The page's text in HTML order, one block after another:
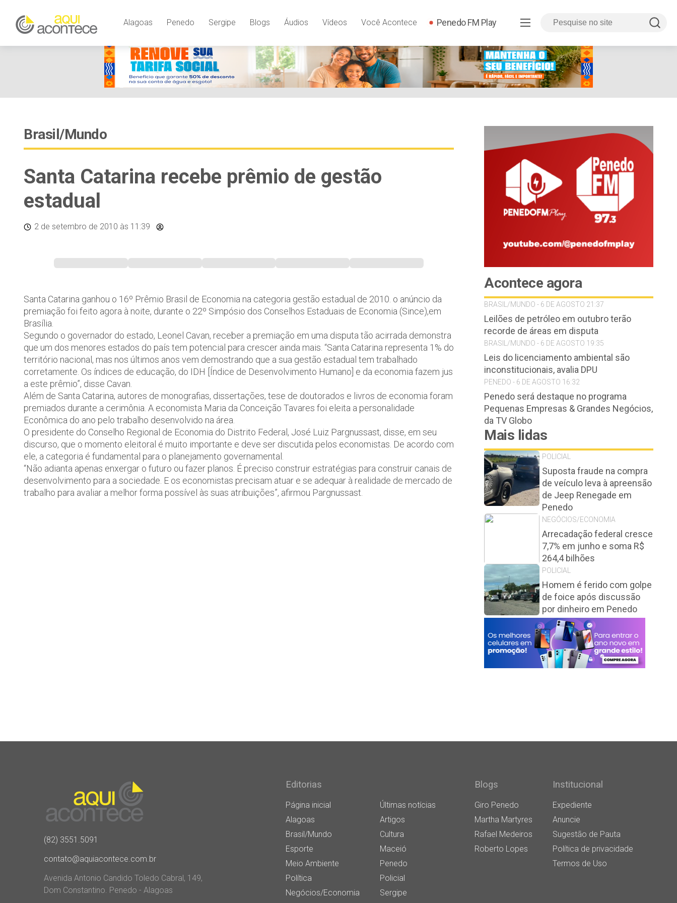
Alagoas Penedo Sergipe Blogs Áudios Vídeos Você Acontece Penedo FM Play
Brasil/Mundo
Santa Catarina recebe prêmio de gestão
estadual
2 de setembro de 2010 às 11:39
Santa Catarina ganhou o 16º Prêmio Brasil de Economia na categoria gestão estadual de 2010. o anúncio da
premiação foi feito agora à noite, durante o 22º Simpósio dos Conselhos Estaduais de Economia (Since),em
Brasília.
Segundo o governador do estado, Leonel Cavan, receber a premiação em uma disputa tão acirrada demonstra
que um dos menores estados do país tem potencial para crescer ainda mais. “Santa Catarina representa 1% do
território nacional, mas nos últimos anos vem demostrando que a sua gestão estadual tem trabalhado
corretamente. Os índices de educação, do IDH [Índice de Desenvolvimento Humano] e da economia fazem jus
a este prêmio”, disse Cavan.
Além de Santa Catarina, autores de monografias, dissertações, tese de doutorados e livros de economia foram
premiados durante a cerimônia. A economista Maria da Conceição Tavares foi eleita a personalidade
Econômica do ano pelo trabalho desenvolvido na área.
O presidente do Conselho Regional de Economia do Distrito Federal, José Luiz Pargnussast, disse, em seu
discurso, que o momento eleitoral é muito importante e deve ser discutida pelos economistas. De acordo com
ele, a categoria é fundamental para o planejamento governamental.
“Não adianta apenas enxergar o futuro ou fazer planos. É preciso construir estratégias para construir canais de
desenvolvimento para a sociedade. E os economistas precisam atuar e se adequar à realidade de mercado de
trabalho para avaliar a melhor forma possível às suas atribuições”, afirmou Pargnussast.
Acontece agora
BRASIL/MUNDO - 6 DE AGOSTO 21:37
Leilões de petróleo em outubro terão
recorde de áreas em disputa
BRASIL/MUNDO - 6 DE AGOSTO 19:35
Leis do licenciamento ambiental são
inconstitucionais, avalia DPU
PENEDO - 6 DE AGOSTO 16:32
Penedo será destaque no programa
Pequenas Empresas & Grandes Negócios,
da TV Globo
Mais lidas
POLICIAL
Suposta fraude na compra
de veículo leva à apreensão
de Jeep Renegade em
Penedo
NEGÓCIOS/ECONOMIA
Arrecadação federal cresce
7,7% em junho e soma R$
264,4 bilhões
POLICIAL
Homem é ferido com golpe
de foice após discussão
por dinheiro em Penedo
(82) 3551.5091
contato@aquiacontece.com.br
Avenida Antonio Candido Toledo Cabral, 149,
Dom Constantino. Penedo - Alagoas
Editorias
Página inicial
Últimas notícias
Alagoas
Artigos
Brasil/Mundo
Cultura
Esporte
Maceió
Meio Ambiente
Penedo
Política
Policial
Negócios/Economia
Sergipe
Blogs
Giro Penedo
Martha Martyres
Rafael Medeiros
Roberto Lopes
Institucional
Expediente
Anuncie
Sugestão de Pauta
Política de privacidade
Termos de Uso